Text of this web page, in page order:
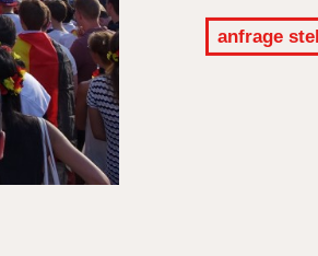
anfrage